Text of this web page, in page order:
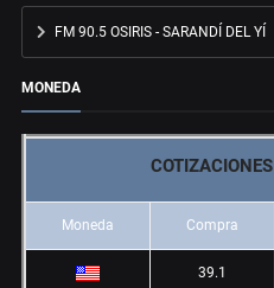
FM 90.5 OSIRIS - SARANDÍ DEL YÍ
MONEDA
COTIZACIONES
Moneda Compra
39.1